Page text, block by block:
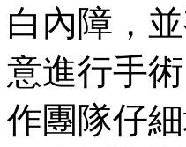
白內障，
意進行手
作團隊仔